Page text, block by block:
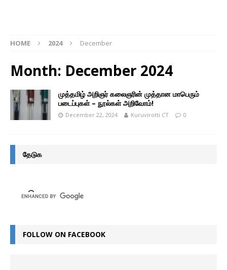
HOME 2024 December
Month: December 2024
முத்தமிழ் அறிஞர் கலைஞரின் முத்தான மாபெரும்
படைப்புகள் – நூல்கள் அறிவோம்!
December 22, 2024 Kuruvirotti CT 0
தேடுக
FOLLOW ON FACEBOOK